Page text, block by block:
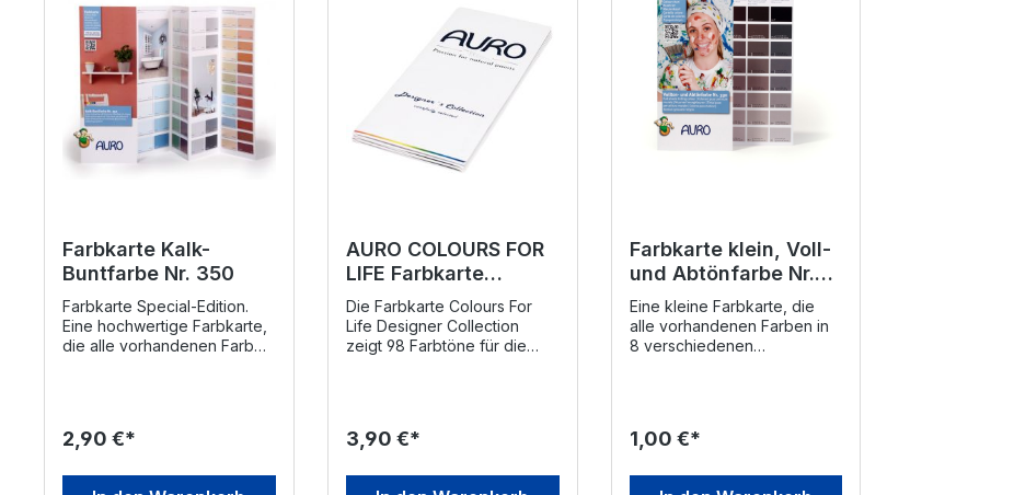
Farbkarte Kalk-
Buntfarbe Nr. 350
Farbkarte Special-Edition.
Eine hochwertige Farbkarte,
die alle vorhandenen Farben
Mischungen. Das
2,90 €*
AURO COLOURS FOR
LIFE Farbkarte
Designer`s Collection
Die Farbkarte Colours For
Life Designer Collection
zeigt 98 Farbtöne für die
wurde von Edward Bulmer
3,90 €*
Farbkarte klein, Voll-
und Abtönfarbe Nr.
330
Eine kleine Farbkarte, die
alle vorhandenen Farben in
8 verschiedenen
Abtönfarben untereinander
1,00 €*